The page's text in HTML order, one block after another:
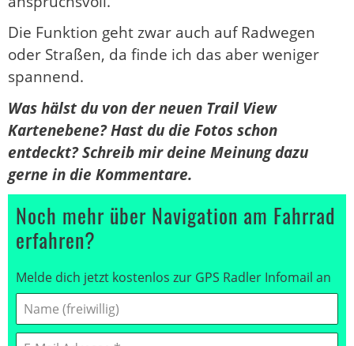
Die Funktion geht zwar auch auf Radwegen
oder Straßen, da finde ich das aber weniger
spannend.
Was hälst du von der neuen Trail View
Kartenebene? Hast du die Fotos schon
entdeckt? Schreib mir deine Meinung dazu
gerne in die Kommentare.
Noch mehr über Navigation am Fahrrad
erfahren?
Melde dich jetzt kostenlos zur GPS Radler Infomail an